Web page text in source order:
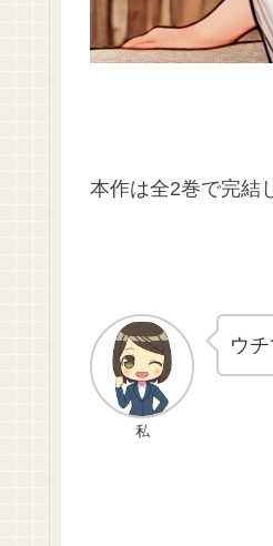
本作は全2巻で完結
私
ウ